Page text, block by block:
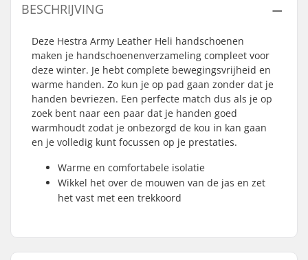
BESCHRIJVING
Deze Hestra Army Leather Heli handschoenen
maken je handschoenenverzameling compleet voor
deze winter. Je hebt complete bewegingsvrijheid en
warme handen. Zo kun je op pad gaan zonder dat je
handen bevriezen. Een perfecte match dus als je op
zoek bent naar een paar dat je handen goed
warmhoudt zodat je onbezorgd de kou in kan gaan
en je volledig kunt focussen op je prestaties.
Warme en comfortabele isolatie
Wikkel het over de mouwen van de jas en zet
het vast met een trekkoord